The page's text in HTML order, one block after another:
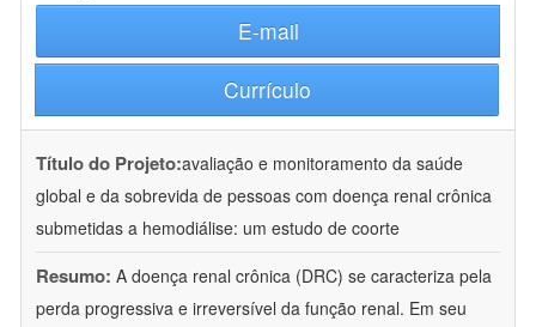
E-mail
Currículo
Título do Projeto:avaliação e monitoramento da saúde
global e da sobrevida de pessoas com doença renal crônica
submetidas a hemodiálise: um estudo de coorte
Resumo: A doença renal crônica (DRC) se caracteriza pela
perda progressiva e irreversível da função renal. Em seu